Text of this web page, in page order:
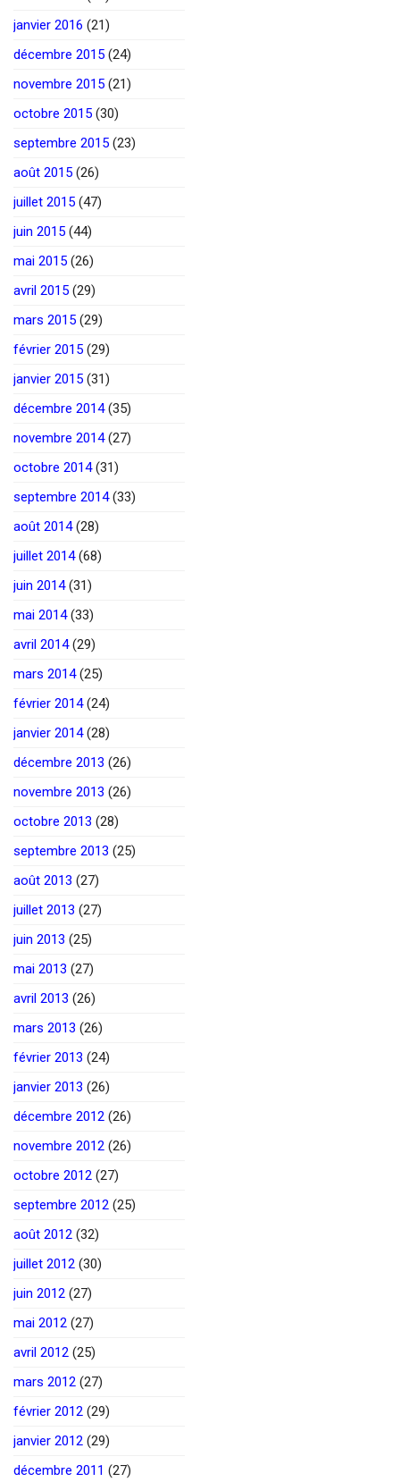
janvier 2016 (21)
décembre 2015 (24)
novembre 2015 (21)
octobre 2015 (30)
septembre 2015 (23)
août 2015 (26)
juillet 2015 (47)
juin 2015 (44)
mai 2015 (26)
avril 2015 (29)
mars 2015 (29)
février 2015 (29)
janvier 2015 (31)
décembre 2014(35)
novembre 2014(27)
octobre 2014(31)
septembre 2014(33)
août 2014(28)
juillet 2014(68)
juin 2014(31)
mai 2014(33)
avril 2014(29)
mars 2014(25)
février 2014(24)
janvier 2014(28)
décembre 2013 (26)
novembre 2013 (26)
octobre 2013 (28)
septembre 2013 (25)
août 2013 (27)
juillet 2013 (27)
juin 2013 (25)
mai 2013 (27)
avril 2013 (26)
mars 2013 (26)
février 2013 (24)
janvier 2013 (26)
décembre 2012 (26)
novembre 2012 (26)
octobre 2012 (27)
septembre 2012 (25)
août 2012 (32)
juillet 2012 (30)
juin 2012 (27)
mai 2012 (27)
avril 2012 (25)
mars 2012 (27)
février 2012 (29)
janvier 2012 (29)
décembre 2011 (27)